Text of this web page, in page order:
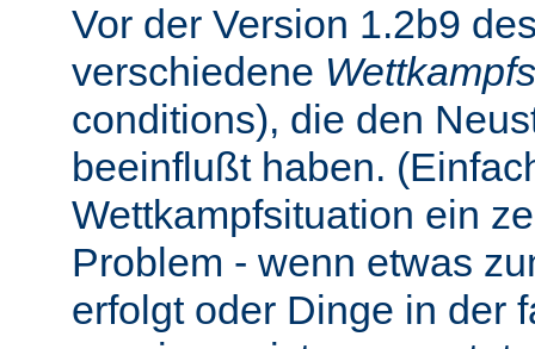
Vor der Version 1.2b9
verschiedene
conditions), die den
beeinflußt haben.
Wettkampfsituation ein
Problem - wenn etwas
erfolgt oder Dinge in der